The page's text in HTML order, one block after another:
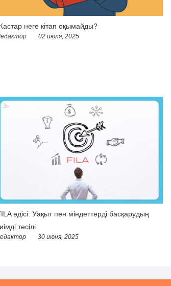
неге кітап оқымайды?
02 июля, 2025
әдісі: Уақыт пен міндеттерді басқарудың
тәсілі
30 июня, 2025